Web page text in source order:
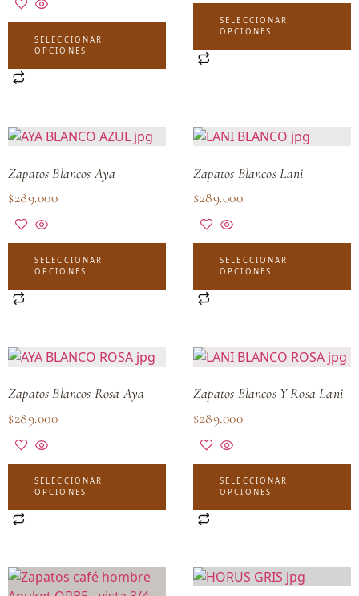
SELECCIONAR
OPCIONES
SELECCIONAR
OPCIONES
Zapatos Blancos Aya
$289.000
SELECCIONAR
OPCIONES
Zapatos Blancos Lani
$289.000
SELECCIONAR
OPCIONES
Zapatos Blancos Rosa Aya
$289.000
SELECCIONAR
OPCIONES
Zapatos Blancos Y Rosa Lani
$289.000
SELECCIONAR
OPCIONES